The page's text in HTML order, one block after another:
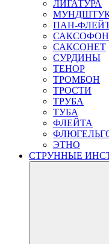
ЛИГАТУРА
ПАН-
САКСОФОН
САКСОНЕТ
СУРДИНЫ
ТЕНОР
ТРОМБОН
ТРОСТИ
ТРУБА
ТУБА
ФЛЕЙТА
ЭТНО
СТРУННЫЕ